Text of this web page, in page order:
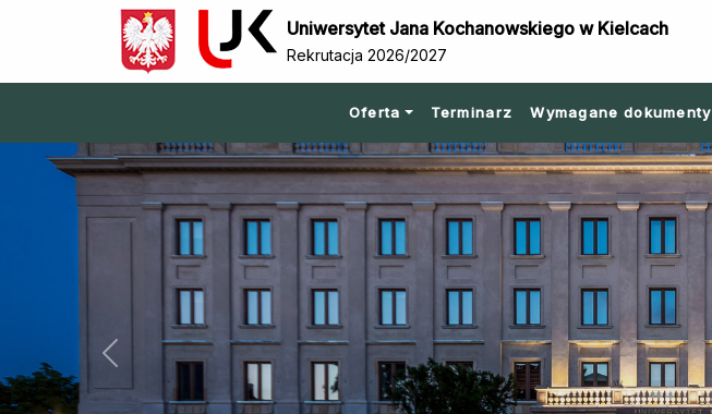
Uniwersytet Jana Kochanowskiego w Kielcach
Rekrutacja 2026/2027
Oferta Terminarz Wymagane dokumenty
Previous